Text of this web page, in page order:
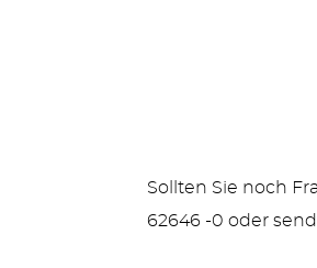
Sollten Sie noch
62646 -0 oder